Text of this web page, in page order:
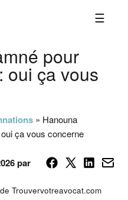
pour
oui ça vous
» Hanouna
ça vous concerne
par
Trouvervotreavocat.com